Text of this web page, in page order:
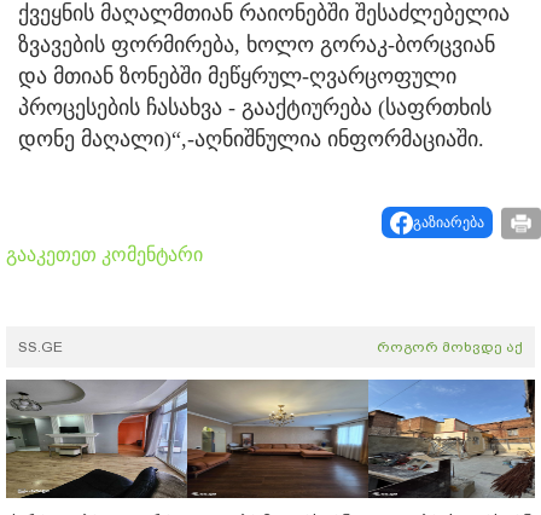
ქვეყნის მაღალმთიან რაიონებში შესაძლებელია
ზვავების ფორმირება, ხოლო გორაკ-ბორცვიან
და მთიან ზონებში მეწყრულ-ღვარცოფული
პროცესების ჩასახვა - გააქტიურება (საფრთხის
დონე მაღალი)“,-აღნიშნულია ინფორმაციაში.
გაზიარება
გააკეთეთ კომენტარი
SS.GE როგორ მოხვდე აქ